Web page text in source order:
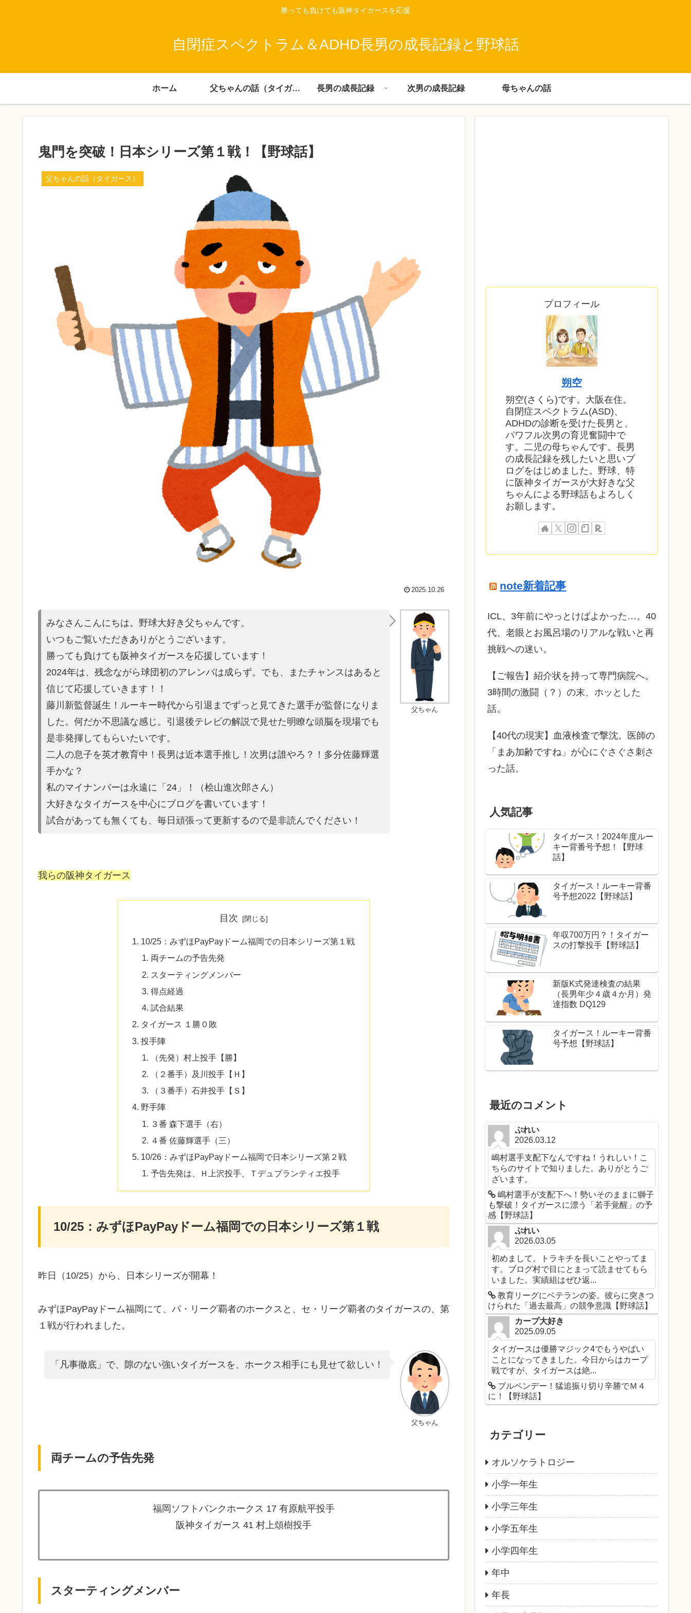
勝っても負けても阪神タイガースを応援
自閉症スペクトラム＆ADHD長男の成長記録と野球話
ホーム 父ちゃんの話（タイガース） 長男の成長記録 次男の成長記録 母ちゃんの話
鬼門を突破！日本シリーズ第１戦！【野球話】
父ちゃんの話（タイガース）
2025.10.26
父ちゃん
みなさんこんにちは。野球大好き父ちゃんです。
いつもご覧いただきありがとうございます。
勝っても負けても阪神タイガースを応援しています！
2024年は、残念ながら球団初のアレンパは成らず。でも、またチャンスはあると
信じて応援していきます！！
藤川新監督誕生！ルーキー時代から引退までずっと見てきた選手が監督になりま
した。何だか不思議な感じ。引退後テレビの解説で見せた明瞭な頭脳を現場でも
是非発揮してもらいたいです。
二人の息子を英才教育中！長男は近本選手推し！次男は誰やろ？！多分佐藤輝選
手かな？
私のマイナンバーは永遠に「24」！（桧山進次郎さん）
大好きなタイガースを中心にブログを書いています！
試合があって も無くても、毎日頑張って更新するので是非読んでください！
我らの阪神タイガース
目次
10/25：みずほPayPayドーム福岡での日本シリーズ第１戦
両チームの予告先発
スターティングメンバー
得点経過
試合結果
タイガース １勝０敗
投手陣
（先発）村上投手【勝】
（２番手）及川投手【Ｈ】
（３番手）石井投手【Ｓ】
野手陣
３番 森下選手（右）
４番 佐藤輝選手（三）
10/26：みずほPayPayドーム福岡で日本シリーズ第２戦
予告先発は、Ｈ上沢投手、Ｔデュプランティエ投手
10/25：みずほPayPayドーム福岡での日本シリーズ第１戦
昨日（10/25）から、日本シリーズが開幕！
みずほPayPayドーム福岡にて、パ・リーグ覇者のホークスと、セ・リーグ覇者のタイガースの、第
１戦が行われました。
父ちゃん
「凡事徹底」で、隙のない強いタイガースを、ホークス相手にも見せて欲しい！
両チームの予告先発
福岡ソフトバンクホークス 17 有原航平投手
阪神タイガース 41 村上頌樹投手
スターティングメンバー
プロフィール
朔空
朔空(さくら)です。大阪在住。
自閉症スペクトラム(ASD)、
ADHDの診断を受けた長男と、
パワフル次男の育児奮闘中で
す。二児の母ちゃんです。長男
の成長記録を残したいと思いブ
ログをはじめました。野球、特
に阪神タイガースが大好きな父
ちゃんによる野球話もよろしく
お願します。
note新着記事
ICL、3年前にやっとけばよかった…。40
代、老眼とお風呂場のリアルな戦いと再
挑戦への迷い。
​【ご報告】紹介状を持って専門病院へ。
3時間の激闘（？）の末、ホッとした
話。
【40代の現実】血液検査で撃沈。医師の
「まあ加齢ですね」が心にぐさぐさ刺さ
った話。
人気記事
タイガース！2024年度ルー
キー背番号予想！【野球
話】
タイガース！ルーキー背番
号予想2022【野球話】
年収700万円？！タイガー
スの打撃投手【野球話】
新版K式発達検査の結果
（長男年少４歳４か月）発
達指数 DQ129
タイガース！ルーキー背番
号予想【野球話】
最近のコメント
ぷれい
2026.03.12
嶋村選手支配下なんですね！うれしい！こ
ちらのサイトで知りました。ありがとうご
ざいます。
嶋村選手が支配下へ！勢いそのままに獅子
も撃破！タイガースに漂う「若手覚醒」の予
感【野球話】
ぷれい
2026.03.05
初めまして。トラキチを長いことやってま
す。ブログ村で目にとまって読ませてもら
いました。実績組はぜひ返...
教育リーグにベテランの姿。彼らに突きつ
けられた「過去最高」の競争意識【野球話】
カープ大好き
2025.09.05
タイガースは優勝マジック4でもうやばい
ことになってきました。今日からはカープ
戦ですが、タイガースは絶...
ブルペンデー！猛追振り切り辛勝でＭ４
に！【野球話】
カテゴリー
オルソケラトロジー
小学一年生
小学三年生
小学五年生
小学四年生
年中
年長